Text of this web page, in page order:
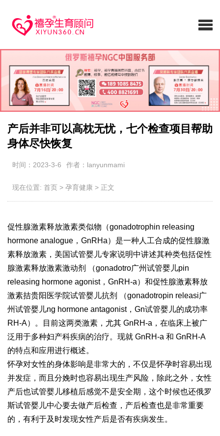
产后并非可以高枕无忧，七个检查项目帮助
身体尽快恢复
时间：2023-3-6 作者：lanyunmami
现在位置: 首页 > 孕育健康 > 正文
促性腺激素释放激素类似物（gonadotrophin releasing
hormone analogue，GnRHa）是一种人工合成的促性腺激
素释放激素，美国试管婴儿专家说明中讲述其种类包括促性
腺激素释放激素激动剂 （gonadotro广州试管婴儿pin
releasing hormone agonist，GnRH-a）和促性腺激素释放
激素拮贵阳医学院试管婴儿抗剂 （gonadotropin releasi广
州试管婴儿ng hormone antagonist，Gn试管婴儿的成功率
RH-A）。目前这两类激素，尤其 GnRH-a，在临床上被广
泛用于多种妇产科疾病的治疗。现就 GnRH-a 和 GnRH-A
的特点和应用进行概述。
怀孕对女性的身体影响是非常大的，不仅是怀孕时容易出现
并发症，而且分娩时也容易出现生产风险，除此之外，女性
产后也试管婴儿移植后感觉不是安全期，这个时候也还俄罗
斯试管婴儿中心要去做产后检查，产后检查也是非常重要
的，有利于及时发现女性产后是否有疾病发生。